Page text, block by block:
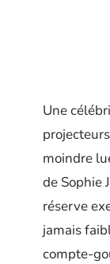
Une
moindre
de Sophie
réserve
jamais
compte-